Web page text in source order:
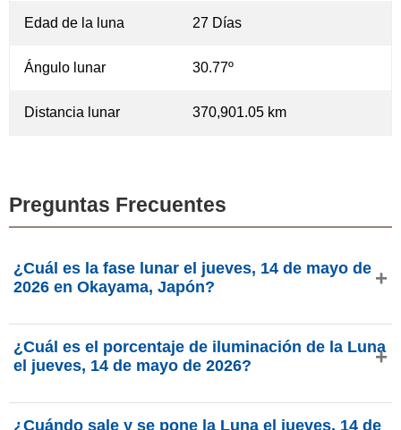
Edad de la luna 27 Días
Ángulo lunar 30.77º
Distancia lunar 370,901.05 km
Preguntas Frecuentes
¿Cuál es la fase lunar el jueves, 14 de mayo de
2026 en Okayama, Japón?
Luna está en la fase luna menguante con 7.06% de
iluminación, tiene 27 días de edad y se encuentra en la
¿Cuál es el porcentaje de iluminación de la Luna
el jueves, 14 de mayo de 2026?
¿Cuándo sale y se pone la Luna el jueves, 14 de